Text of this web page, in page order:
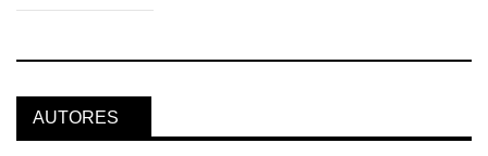
AUTORES